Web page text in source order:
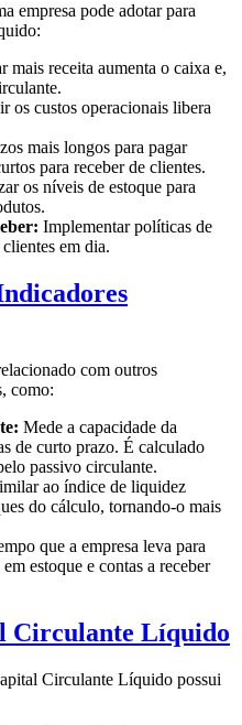
empresa pode adotar para
mais receita aumenta o caixa e,
os custos operacionais libera
mais longos para pagar
para receber de clientes.
os níveis de estoque para
Implementar políticas de
em dia.
com outros
como:
Mede a capacidade da
de curto prazo. É calculado
passivo circulante.
ao índice de liquidez
do cálculo, tornando-o mais
que a empresa leva para
estoque e contas a receber
Circulante Líquido
Circulante Líquido possui